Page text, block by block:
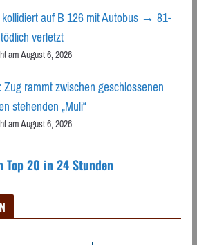
auf B 126 mit Autobus → 81-
verletzt
am August 6, 2026
rammt zwischen geschlossenen
stehenden „Muli“
am August 6, 2026
Top 20 in 24 Stunden